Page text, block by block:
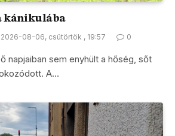
kánikulába
2026-08-06, csütörtök , 19:57 0
napjaiban sem enyhült a hőség, sőt
A…